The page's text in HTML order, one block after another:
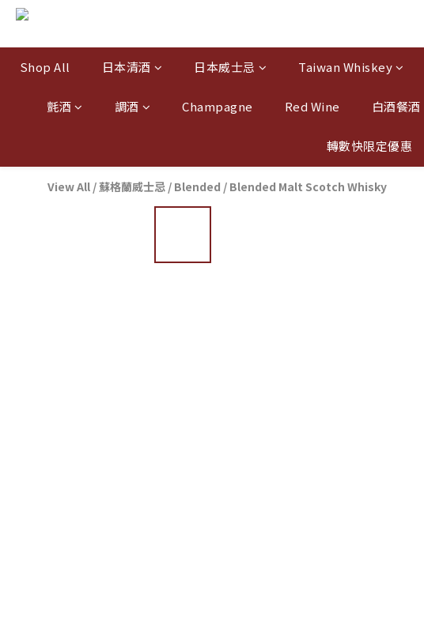
Shop All 日本清酒 日本威士忌 Taiwan Whiskey
氈酒 調酒 Champagne Red Wine 白酒餐酒
轉數快限定優惠
View All /蘇格蘭威士忌 / Blended / Blended Malt Scotch Whisky